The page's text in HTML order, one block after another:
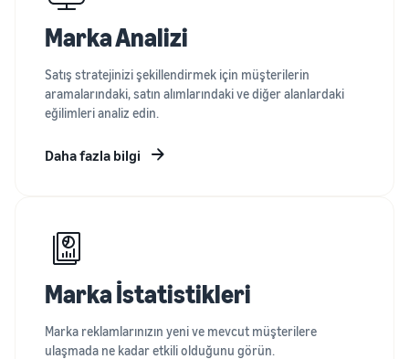
Marka Analizi
Satış stratejinizi şekillendirmek için müşterilerin
aramalarındaki, satın alımlarındaki ve diğer alanlardaki
eğilimleri analiz edin.
Daha fazla bilgi
Marka İstatistikleri
Marka reklamlarınızın yeni ve mevcut müşterilere
ulaşmada ne kadar etkili olduğunu görün.